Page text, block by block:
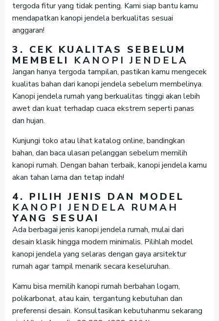
tergoda fitur yang tidak penting. Kami siap bantu kamu
mendapatkan kanopi jendela berkualitas sesuai
anggaran!
3. CEK KUALITAS SEBELUM
MEMBELI KANOPI JENDELA
Jangan hanya tergoda tampilan, pastikan kamu mengecek
kualitas bahan dari kanopi jendela sebelum membelinya.
Kanopi jendela rumah yang berkualitas tinggi akan lebih
awet dan kuat terhadap cuaca ekstrem seperti panas
dan hujan.
Kunjungi toko atau lihat katalog online, bandingkan
bahan, dan baca ulasan pelanggan sebelum memilih
kanopi rumah. Dengan bahan terbaik, kanopi jendela kamu
akan tahan lama dan tetap indah!
4. PILIH JENIS DAN MODEL
KANOPI JENDELA RUMAH
YANG SESUAI
Ada berbagai jenis kanopi jendela rumah, mulai dari
desain klasik hingga modern minimalis. Pilihlah model
kanopi jendela yang selaras dengan gaya arsitektur
rumah agar tampil menarik secara keseluruhan.
Kamu bisa memilih kanopi rumah berbahan logam,
polikarbonat, atau kain, tergantung kebutuhan dan
preferensi desain. Konsultasikan kebutuhanmu sekarang